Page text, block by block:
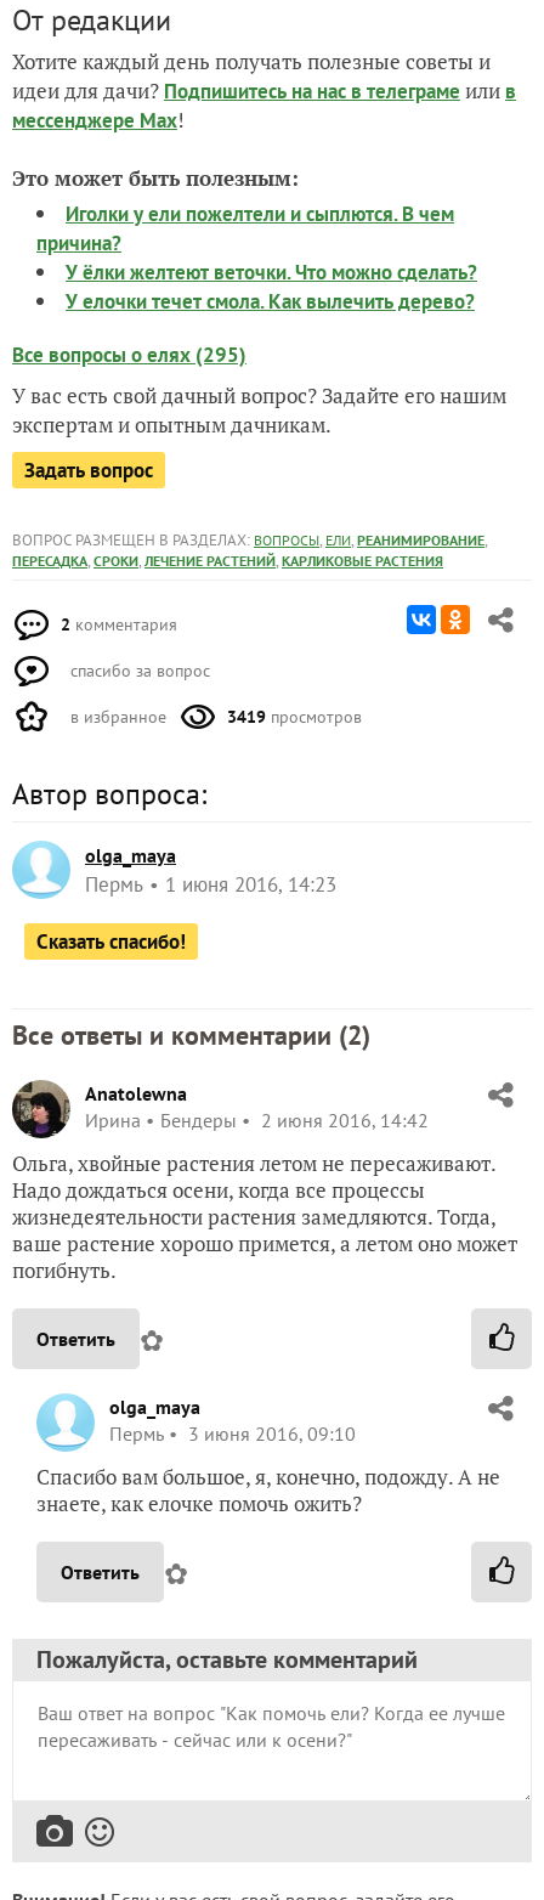
От редакции
Хотите каждый день получать полезные советы и
идеи для дачи? Подпишитесь на нас в телеграме или в
мессенджере Max!
Это может быть полезным:
Иголки у ели пожелтели и сыплются. В чем
причина?
У ёлки желтеют веточки. Что можно сделать?
У елочки течет смола. Как вылечить дерево?
Все вопросы о елях (295)
У вас есть свой дачный вопрос? Задайте его нашим
экспертам и опытным дачникам.
Задать вопрос
ВОПРОС РАЗМЕЩЕН В РАЗДЕЛАХ: ВОПРОСЫ, ЕЛИ, РЕАНИМИРОВАНИЕ,
ПЕРЕСАДКА, СРОКИ, ЛЕЧЕНИЕ РАСТЕНИЙ, КАРЛИКОВЫЕ РАСТЕНИЯ
2 комментария
спасибо за вопрос
в избранное 3419 просмотров
Автор вопроса:
olga_maya
Пермь 1 июня 2016, 14:23
Сказать спасибо!
Все ответы и комментарии (2)
Anatolewna
Ирина
Бендеры 2 июня 2016, 14:42
Ольга, хвойные растения летом не пересаживают.
Надо дождаться осени, когда все процессы
жизнедеятельности растения замедляются. Тогда,
ваше растение хорошо примется, а летом оно может
погибнуть.
Ответить ✿
olga_maya
Пермь
3 июня 2016, 09:10
Спасибо вам большое, я, конечно, подожду. А не
знаете, как елочке помочь ожить?
Ответить ✿
Пожалуйста, оставьте комментарий